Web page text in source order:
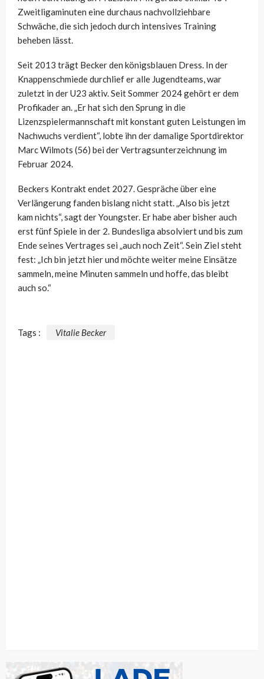
Zweitligaminuten eine durchaus nachvollziehbare
Schwäche, die sich jedoch durch intensives Training
beheben lässt.
Seit 2013 trägt Becker den königsblauen Dress. In der
Knappenschmiede durchlief er alle Jugendteams, war
zuletzt in der U23 aktiv. Seit Sommer 2024 gehört er dem
Profikader an. „Er hat sich den Sprung in die
Lizenzspielermannschaftmit konstant guten Leistungen im
Nachwuchs verdient“, lobte ihn der damaligeSportdirektor
Marc Wilmots (56) bei der Vertragsunterzeichnung im
Februar 2024.
Beckers Kontrakt endet 2027. Gespräche über eine
Verlängerung fanden bislang nicht statt. „Also bis jetzt
kam nichts“, sagt der Youngster. Er habe aber bisher auch
erst fünf Spiele in der 2. Bundesliga absolviert und bis zum
Ende seines Vertrages sei „auch noch Zeit“. Sein Ziel steht
fest: „Ich bin jetzt hier und möchte weiter meine Einsätze
sammeln, meine Minuten sammeln und hoffe, das bleibt
auch so.“
Tags : Vitalie Becker